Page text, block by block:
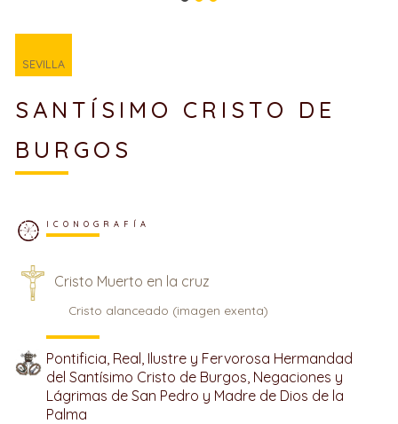
SEVILLA
SANTÍSIMO CRISTO DE
BURGOS
ICONOGRAFÍA
Cristo Muerto en la cruz
Cristo alanceado (imagen exenta)
Pontificia, Real, Ilustre y Fervorosa Hermandad
del Santísimo Cristo de Burgos, Negaciones y
Lágrimas de San Pedro y Madre de Dios de la
Palma